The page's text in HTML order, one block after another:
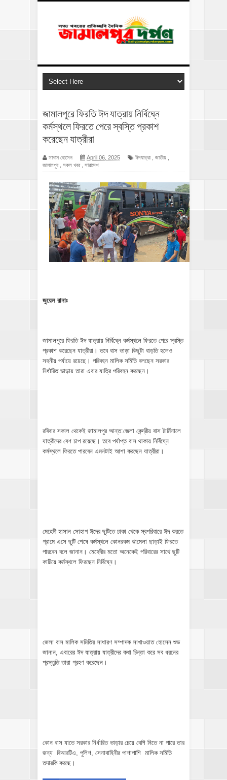
জামালপুরে ফিরতি ঈদ যাত্রায় নির্বিঘ্নে
কর্মস্থলে ফিরতে পেরে স্বস্তি প্রকাশ
করেছেন যাত্রীরা
সাদ্দাম হোসেন April 06, 2025 ঈদযাত্রা জাতীয়
জামালপুর
সকল খবর সারাদেশ
জুয়েল রানাঃ
জামালপুরে ফিরতি ঈদ যাত্রায় নির্বিঘ্নে কর্মস্থলে ফিরতে পেরে স্বস্তি
প্রকাশ করেছেন যাত্রীরা। তবে বাস ভাড়া কিছুটা বাড়তি হলেও
সহনীয় পর্যায়ে রয়েছে। পরিবহন মালিক সমিতি বলছেন সরকার
নির্ধারিত ভাড়ায় তারা এবার যাত্রি পরিবহন করছেন।
রবিবার সকাল থেকেই জামালপুর আন্ত:জেলা কেন্দ্রীয় বাস টার্মিনালে
যাত্রীদের বেশ চাপ রয়েছে। তবে পর্যাপ্ত বাস থাকায় নির্বিঘ্নে
কর্মস্থলে ফিরতে পারবেন এমনটাই আশা করছেন যাত্রীরা।
মেহেদী হাসান সোহাগ ঈদের ছুটিতে ঢাকা থেকে স্বপরিবারে ঈদ করতে
গ্রামে এসে ছুটি শেষে কর্মস্থলে কোনরকম ঝামেলা ছাড়াই ফিরতে
পারবেন বলে জানান। মেহেদীর মতো অনেকেই পরিবারের সাথে ছুটি
কাটিয়ে কর্মস্থলে ফিরছেন নির্বিঘ্নে।
জেলা বাস মালিক সমিতির সাধারণ সম্পাদক সাখাওয়াত হোসেন শুভ
জানান, এবারের ঈদ যাত্রায় যাত্রীদের কথা চিন্তা করে সব ধরনের
প্রস্তুতি তারা গ্রহণ করেছেন।
কোন বাস যাতে সরকার নির্ধারিত ভাড়ার চেয়ে বেশি নিতে না পারে তার
জন্য বিআরটিএ, পুলিশ, সেনাবাহিনীর পাশাপাশি মালিক সমিতি
তদারকি করছে।